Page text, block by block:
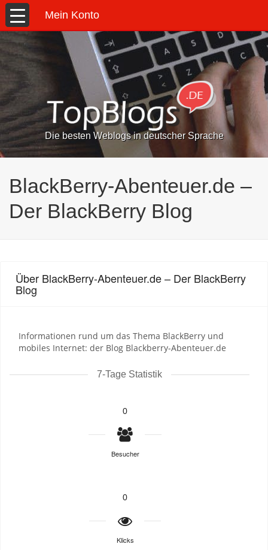
Mein Konto
Die besten Weblogs in deutscher Sprache
BlackBerry-Abenteuer.de –
Der BlackBerry Blog
Über BlackBerry-Abenteuer.de – Der BlackBerry
Blog
Informationen rund um das Thema BlackBerry und
mobiles Internet: der Blog Blackberry-Abenteuer.de
7-Tage Statistik
0
Besucher
0
Klicks